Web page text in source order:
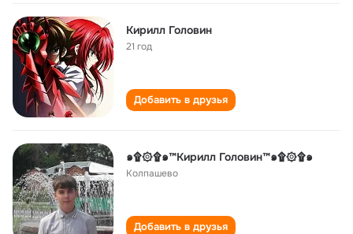
Кирилл Головин
21 год
Добавить в друзья
๑۩۞۩๑™Кирилл Головин™๑۩۞۩๑
Колпашево
Добавить в друзья